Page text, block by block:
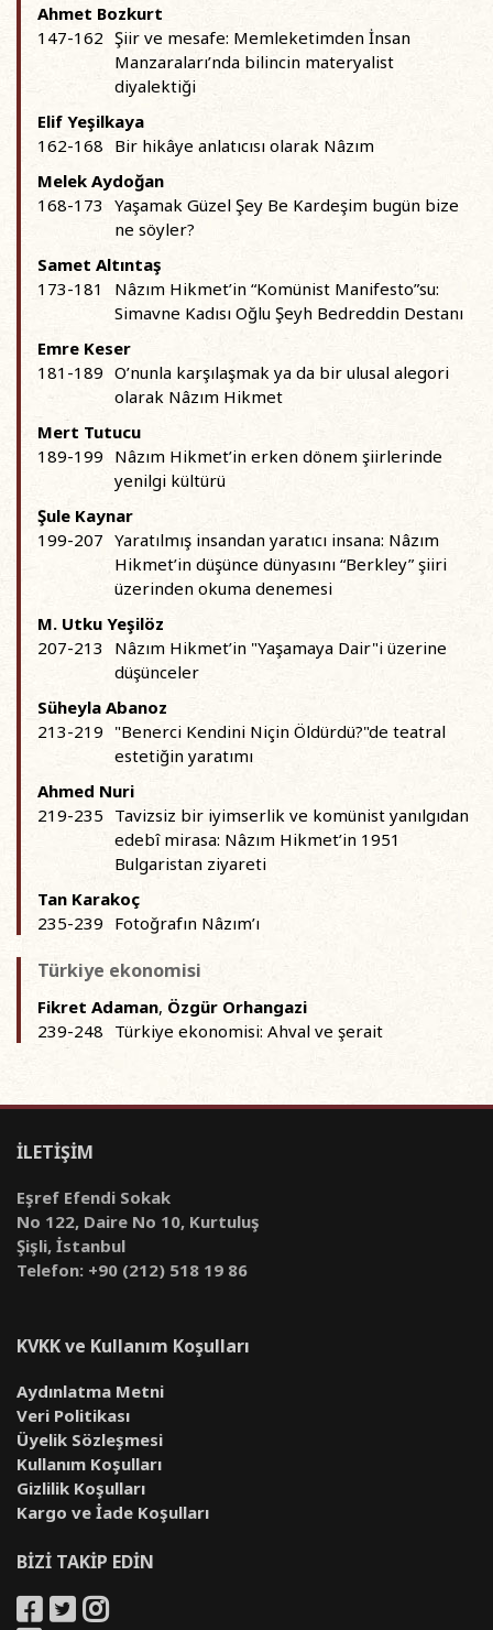
Ahmet Bozkurt
147-162 Şiir ve mesafe: Memleketimden İnsan
Manzaraları’nda bilincin materyalist
diyalektiği
Elif Yeşilkaya
162-168 Bir hikâye anlatıcısı olarak Nâzım
Melek Aydoğan
168-173 Yaşamak Güzel Şey Be Kardeşim bugün bize
ne söyler?
Samet Altıntaş
173-181
Nâzım Hikmet’in “Komünist Manifesto”su:
Simavne Kadısı Oğlu Şeyh Bedreddin Destanı
Emre Keser
181-189 O’nunla karşılaşmak ya da bir ulusal alegori
olarak Nâzım Hikmet
Mert Tutucu
189-199 Nâzım Hikmet’in erken dönem şiirlerinde
yenilgi kültürü
Şule Kaynar
199-207 Yaratılmış insandan yaratıcı insana: Nâzım
Hikmet’in düşünce dünyasını “Berkley” şiiri
üzerinden okuma denemesi
M. Utku Yeşilöz
207-213
Nâzım Hikmet’in "Yaşamaya Dair"i üzerine
düşünceler
Süheyla Abanoz
213-219 "Benerci Kendini Niçin Öldürdü?"de teatral
estetiğin yaratımı
Ahmed Nuri
219-235 Tavizsiz bir iyimserlik ve komünist yanılgıdan
edebî mirasa: Nâzım Hikmet’in 1951
Bulgaristan ziyareti
Tan Karakoç
235-239 Fotoğrafın Nâzım’ı
Türkiye ekonomisi
Fikret Adaman, Özgür Orhangazi
239-248 Türkiye ekonomisi: Ahval ve şerait
İLETİŞİM
Eşref Efendi Sokak
No 122, Daire No 10, Kurtuluş
Şişli, İstanbul
Telefon: +90 (212) 518 19 86
KVKK ve Kullanım Koşulları
Aydınlatma Metni
Veri Politikası
Üyelik Sözleşmesi
Kullanım Koşulları
Gizlilik Koşulları
Kargo ve İade Koşulları
BİZİ TAKİP EDİN